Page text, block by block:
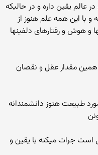
یقین داره و در حالیکه
با این همه علم هنوز از
و هوش و رفتارهای دلفینها
همین مقدار عقل و نقصان
طبیعت هنوز دانشمندانه
است جرات میکنه با یقین و